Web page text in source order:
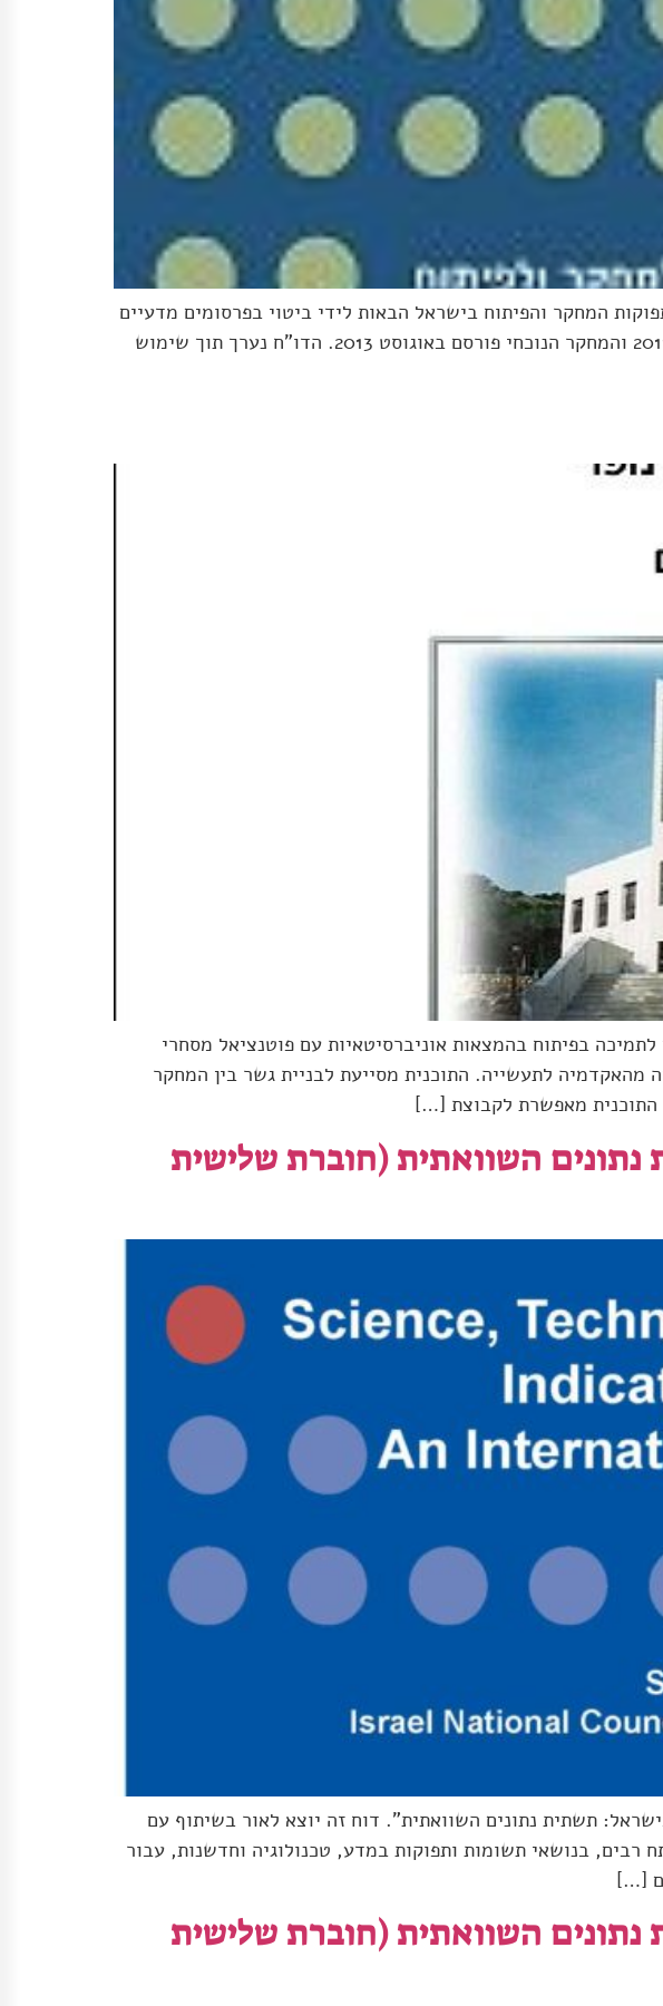
המחקר והפיתוח בישראל הבאות לידי ביטוי בפרסומים מדעיים
בכתבי עת אקדמיים, על פי מדדים שונים ולאורך זמן. המחקר הראשון בסדרה פורסם בשנת 2011 והמחקר הנוכחי פורסם באוגוסט 2013. הדו"ח נערך תוך שימוש
בפיתוח בהמצאות אוניברסיטאיות עם פוטנציאל מסחרי
מהאקדמיה לתעשייה. התוכנית מסייעת לבניית גשר בין המחקר
התוכנית מאפשרת לקבוצת […]
השוואתית (חוברת שלישית
תשתית נתונים השוואתית". דוח זה יוצא לאור בשיתוף עם
בנושאי תשומות ותפוקות במדע, טכנולוגיה וחדשנות, עבור
[…]
השוואתית (חוברת שלישית